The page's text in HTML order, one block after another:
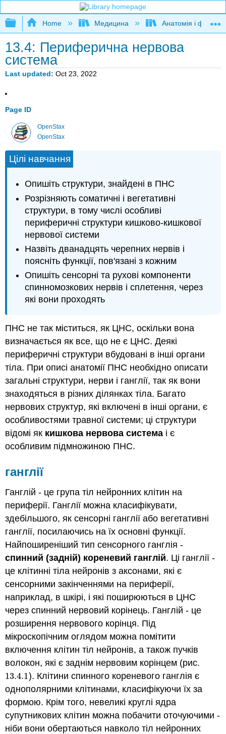
Expand/collapse global hierarchy
Home Медицина Анатомія і
13.4: Периферична нервова
система
Last updated Oct 23, 2022
Page ID
OpenStax
OpenStax
Цілі навчання
Опишіть структури, знайдені в ПНС
Розрізняють соматичні і вегетативні
структури, в тому числі особливі
периферичні структури кишково-кишкової
нервової системи
Назвіть дванадцять черепних нервів і
поясніть функції, пов'язані з кожним
Опишіть сенсорні та рухові компоненти
спинномозкових нервів і сплетення, через
які вони проходять
ПНС не так міститься, як ЦНС, оскільки вона
визначається як все, що не є ЦНС. Деякі
периферичні структури вбудовані в інші органи
тіла. При описі анатомії ПНС необхідно описати
загальні структури, нерви і ганглії, так як вони
знаходяться в різних ділянках тіла. Багато
нервових структур, які включені в інші органи, є
особливостями травної системи; ці структури
відомі як кишкова нервова система і є
особливим підмножиною ПНС.
ганглії
Ганглій - це група тіл нейронних клітин на
периферії. Ганглії можна класифікувати,
здебільшого, як сенсорні ганглії або вегетативні
ганглії, посилаючись на їх основні функції.
Найпоширеніший тип сенсорного ганглія -
спинний (задній) кореневий ганглій. Ці ганглії -
це клітинні тіла нейронів з аксонами, які є
сенсорними закінченнями на периферії,
наприклад, в шкірі, і які поширюються в ЦНС
через спинний нервовий корінець. Ганглій - це
розширення нервового корінця. Під
мікроскопічним оглядом можна помітити
включення клітин тіл нейронів, а також пучків
волокон, які є заднім нервовим корінцем (рис.
13.4.1
13.4.1). Клітини спинного кореневого ганглія є
однополярними клітинами, класифікуючи їх за
формою. Крім того, невеликі круглі ядра
супутникових клітин можна побачити оточуючими -
ніби вони обертаються навколо тіл нейронних